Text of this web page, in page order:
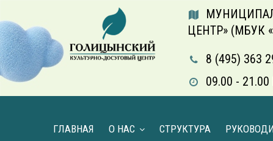
ЦЕНТР» (МБУК
8 (495) 363
09.00 -
ГЛАВНАЯ О НАС СТРУКТУРА